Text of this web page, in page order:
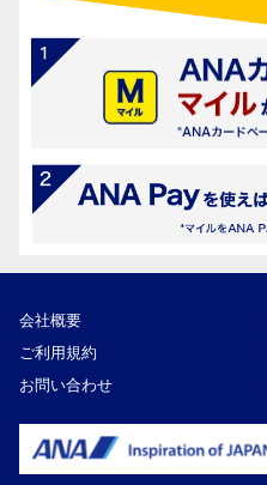
会社概要
ご利用規約
お問い合わせ